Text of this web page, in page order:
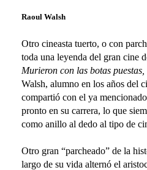
Raoul Walsh
Otro cineasta tuerto, o con
toda una leyenda del gran cine
Murieron con las botas puestas,
Walsh, alumno en los años del
compartió con el ya
pronto en su carrera, lo que
como anillo al dedo al tipo de
Otro gran “parcheado” de la
largo de su vida alternó el